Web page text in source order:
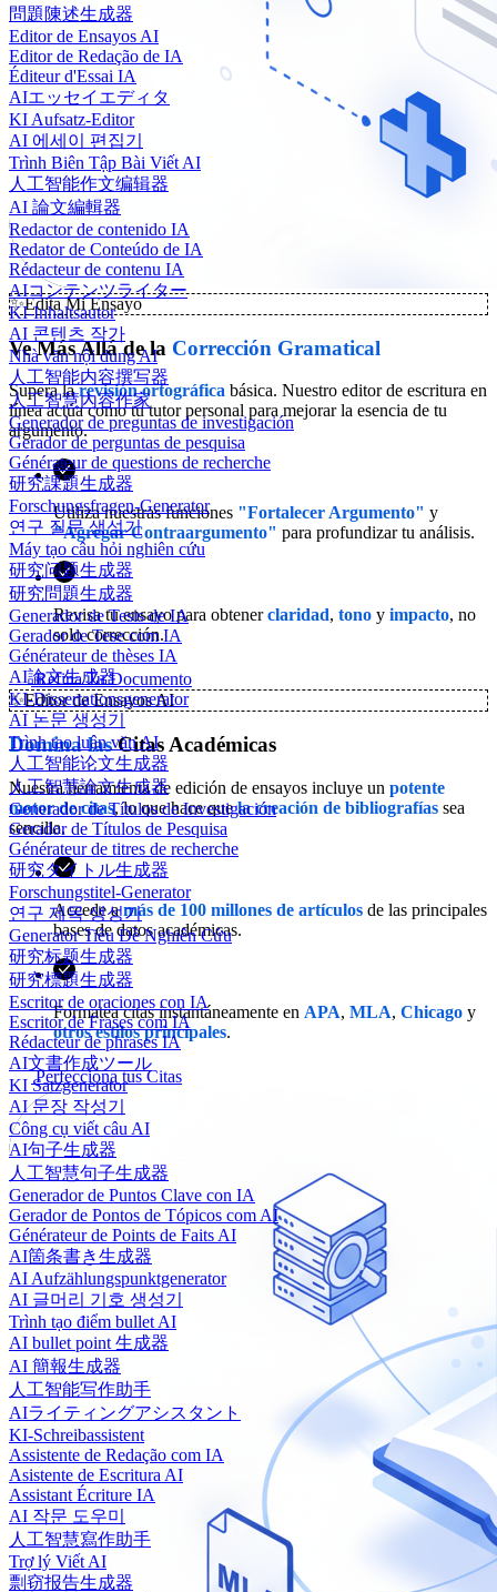
問題陳述生成器
Editor de Ensayos AI
Editor de Redação de IA
Éditeur d'Essai IA
AIエッセイエディタ
KI Aufsatz-Editor
AI 에세이 편집기
Trình Biên Tập Bài Viết AI
人工智能作文编辑器
AI 論文編輯器
Redactor de contenido IA
Redator de Conteúdo de IA
Rédacteur de contenu IA
AIコンテンツライター
KI-Inhaltsautor
AI 콘텐츠 작가
Nhà văn nội dung AI
人工智能内容撰写器
人工智慧內容作家
Generador de preguntas de investigación
Gerador de perguntas de pesquisa
Générateur de questions de recherche
研究課題生成器
Forschungsfragen-Generator
연구 질문 생성기
Máy tạo câu hỏi nghiên cứu
研究问题生成器
研究問題生成器
Generador de Tesis de IA
Gerador de Tese com IA
Générateur de thèses IA
AI論文生成器
KI-Dissertationsgenerator
AI 논문 생성기
Trình tạo luận văn AI
人工智能论文生成器
人工智慧論文生成器
Generador de Títulos de Investigación
Gerador de Títulos de Pesquisa
Générateur de titres de recherche
研究タイトル生成器
Forschungstitel-Generator
연구 제목 생성기
Generator Tiêu Đề Nghiên Cứu
研究标题生成器
研究標題生成器
Escritor de oraciones con IA
Escritor de Frases com IA
Rédacteur de phrases IA
AI文書作成ツール
KI Satzgenerator
AI 문장 작성기
Công cụ viết câu AI
AI句子生成器
人工智慧句子生成器
Generador de Puntos Clave con IA
Gerador de Pontos de Tópicos com AI
Générateur de Points de Faits AI
AI箇条書き生成器
AI Aufzählungspunktgenerator
AI 글머리 기호 생성기
Trình tạo điểm bullet AI
AI bullet point 生成器
AI 簡報生成器
人工智能写作助手
AIライティングアシスタント
KI-Schreibassistent
Assistente de Redação com IA
Asistente de Escritura AI
Assistant Écriture IA
AI 작문 도우미
人工智慧寫作助手
Trợ lý Viết AI
剽窃报告生成器
✨Edita Mi Ensayo
Ve Más Allá de la Corrección Gramatical
Supera larevisión ortográfica básica. Nuestro editor de escritura en
línea actúa como tu tutor personal para mejorar la esencia de tu
argumento.
Utiliza nuestras funciones "Fortalecer Argumento" y
"Agregar Contraargumento" para profundizar tu análisis.
Revisa tu ensayo para obtenerclaridad, tono y impacto, no
solo corrección.
Refina Tu Documento
✨Editor de Ensayos AI
Domina lasCitas Académicas
Nuestra herramienta de edición de ensayos incluye un potente
motor de citas, lo que hace quela creación de bibliografías sea
sencilla.
Accede amás de 100 millones de artículos de las principales
bases de datos académicas.
Formatea citas instantáneamente en APA, MLA, Chicago y
otros estilos principales.
Perfecciona tus Citas